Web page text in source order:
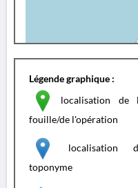
Légende graphique :
localisation de
fouille/de l'opération
localisation
toponyme